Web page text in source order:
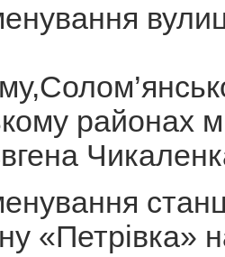
районах
«Петрівка»